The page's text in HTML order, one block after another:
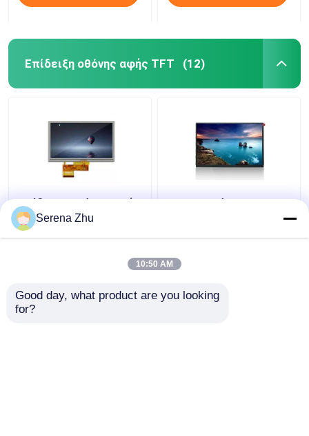
Επίδειξη οθόνης αφής TFT (12)
επίδειξη οθόνης αφής
67Pins TFT
AT050TN34 V.1 5
400cd/M2 ίντσας LCD
10.1 ιντσών 1280x800
40Pin TFT οθόνη αφής
Serena Zhu
10:50 AM
Good day, what product are you looking
for?